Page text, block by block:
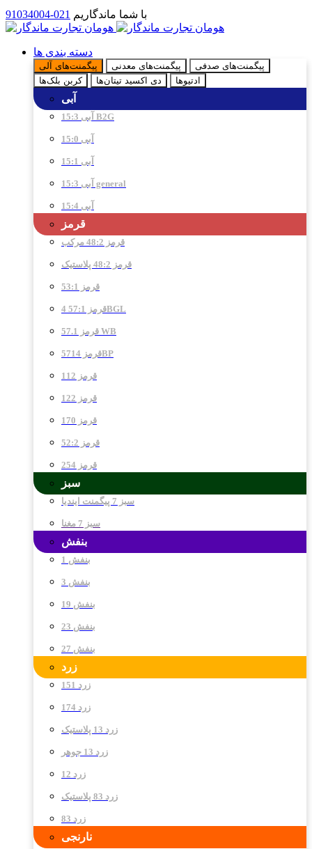
با شما ماندگاریم 021-91034004
دسته بندی ها
پیگمنت‌های آلی پیگمنت‌های معدنی
پیگمنت‌های صدفی
کربن بلک‌ها
دی اکسید تیتان‌ها ادتیو‌ها
آبی
آبی 15:3 B2G
آبی 15:0
آبی 15:1
آبی 15:3 general
آبی 15:4
قرمز
قرمز 48:2 مرکب
قرمز 48:2 پلاستیک
قرمز 53:1
قرمز 57:1 4BGL
قرمز 57.1 WB
قرمز 5714BP
قرمز 112
قرمز 122
قرمز 170
قرمز 52:2
قرمز 254
سبز
سبز 7 پیگمنت ایندیا
سبز 7 مغنا
بنفش
بنفش 1
بنفش 3
بنفش 19
بنفش 23
بنفش 27
زرد
زرد 151
زرد 174
زرد 13 پلاستیک
زرد 13 جوهر
زرد 12
زرد 83 پلاستیک
زرد 83
نارنجی